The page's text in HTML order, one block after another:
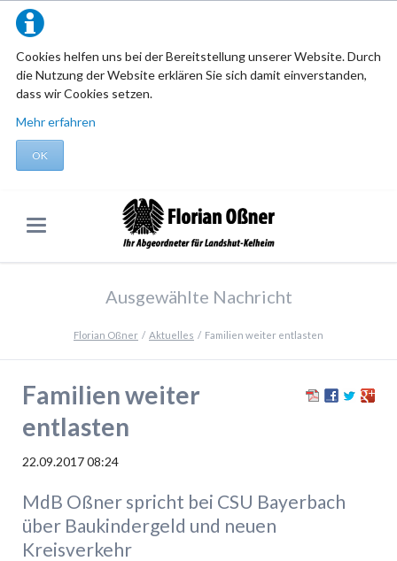
Cookies helfen uns bei der Bereitstellung unserer Website. Durch
die Nutzung der Website erklären Sie sich damit einverstanden,
dass wir Cookies setzen.
Mehr erfahren
OK
Ausgewählte Nachricht
Florian Oßner Aktuelles Familien weiter entlasten
Familien weiter
entlasten
22.09.2017 08:24
MdB Oßner spricht bei CSU Bayerbach
über Baukindergeld und neuen
Kreisverkehr